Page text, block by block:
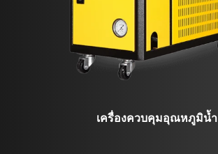
เครื่องควบคุมอุณหภูมิน้ำ